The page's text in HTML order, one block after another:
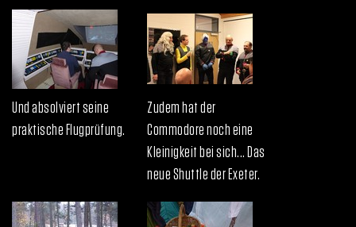
Und absolviert seine
praktische Flugprüfung.
Zudem hat der
Commodore noch eine
Kleinigkeit bei sich... Das
neue Shuttle der Exeter.